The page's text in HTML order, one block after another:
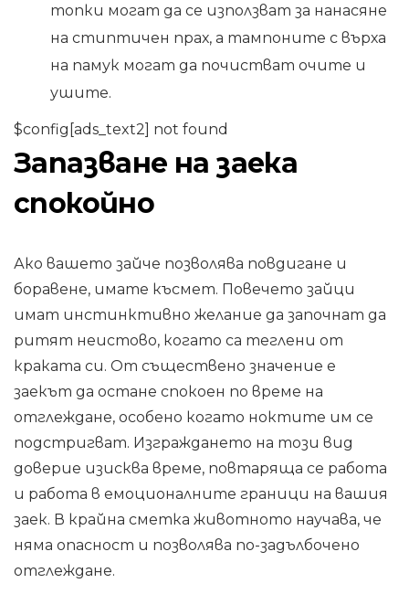
топки могат да се използват за нанасяне
на стиптичен прах, а тампоните с върха
на памук могат да почистват очите и
ушите.
$config[ads_text2] not found
Запазване на заека
спокойно
Ако вашето зайче позволява повдигане и
боравене, имате късмет. Повечето зайци
имат инстинктивно желание да започнат да
ритят неистово, когато са теглени от
краката си. От съществено значение е
заекът да остане спокоен по време на
отглеждане, особено когато ноктите им се
подстригват. Изграждането на този вид
доверие изисква време, повтаряща се работа
и работа в емоционалните граници на вашия
заек. В крайна сметка животното научава, че
няма опасност и позволява по-задълбочено
отглеждане.